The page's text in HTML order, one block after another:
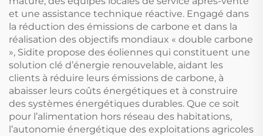
et une assistance technique réactive. Engagé dans
la réduction des émissions de carbone et dans la
réalisation des objectifs mondiaux « double carbone
», Sidite propose des éoliennes qui constituent une
solution clé d’énergie renouvelable, aidant les
clients à réduire leurs émissions de carbone, à
abaisser leurs coûts énergétiques et à construire
des systèmes énergétiques durables. Que ce soit
pour l’alimentation hors réseau des habitations,
l’autonomie énergétique des exploitations agricoles